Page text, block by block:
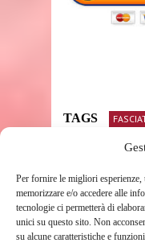
Per fornire le migliori
memorizzare e/o accedere alle
tecnologie ci permetterà di
unici su questo sito. Non
su alcune caratteristiche e
TAGS
SHARE